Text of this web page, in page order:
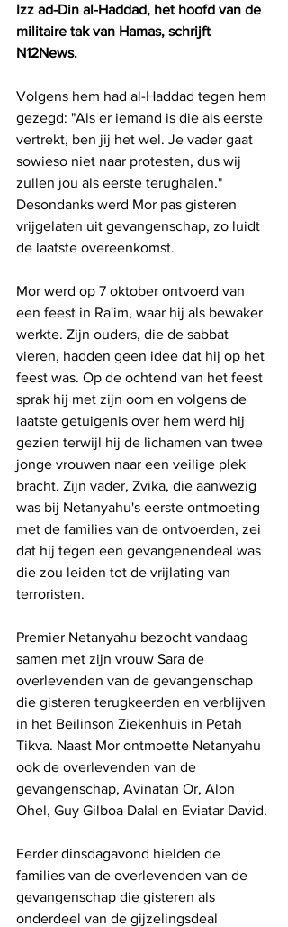
Izz ad-Din al-Haddad, het hoofd van de
militaire tak van Hamas, schrijft
N12News.
Volgens hem had al-Haddad tegen hem
gezegd: "Als er iemand is die als eerste
vertrekt, ben jij het wel. Je vader gaat
sowieso niet naar protesten, dus wij
zullen jou als eerste terughalen."
Desondanks werd Mor pas gisteren
vrijgelaten uit gevangenschap, zo luidt
de laatste overeenkomst.
Mor werd op 7 oktober ontvoerd van
een feest in Ra'im, waar hij als bewaker
werkte. Zijn ouders, die de sabbat
vieren, hadden geen idee dat hij op het
feest was. Op de ochtend van het feest
sprak hij met zijn oom en volgens de
laatste getuigenis over hem werd hij
gezien terwijl hij de lichamen van twee
jonge vrouwen naar een veilige plek
bracht. Zijn vader, Zvika, die aanwezig
was bij Netanyahu's eerste ontmoeting
met de families van de ontvoerden, zei
dat hij tegen een gevangenendeal was
die zou leiden tot de vrijlating van
terroristen.
Premier Netanyahu bezocht vandaag
samen met zijn vrouw Sara de
overlevenden van de gevangenschap
die gisteren terugkeerden en verblijven
in het Beilinson Ziekenhuis in Petah
Tikva. Naast Mor ontmoette Netanyahu
ook de overlevenden van de
gevangenschap, Avinatan Or, Alon
Ohel, Guy Gilboa Dalal en Eviatar David.
Eerder dinsdagavond hielden de
families van de overlevenden van de
gevangenschap die gisteren als
onderdeel van de gijzelingsdeal